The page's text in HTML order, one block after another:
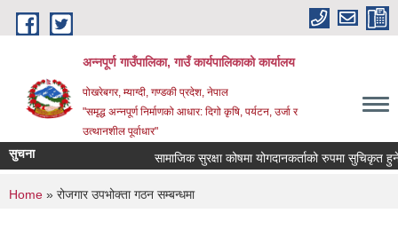
Skip to main content
अन्‍नपूर्ण गाउँपालिका, गाउँ कार्यपालिकाको कार्यालय
पोखरेबगर, म्याग्दी, गण्डकी प्रदेश, नेपाल
"समृद्ध अन्‍नपूर्ण निर्माणको आधार: दिगो कृषि, पर्यटन, उर्जा र
उत्थानशील पूर्वाधार"
सुचना सामाजिक सुरक्षा कोषमा योगदानकर्ताको रुपमा सुचिकृत हुने
You are here
Home » रोजगार उपभोक्ता गठन सम्बन्धमा